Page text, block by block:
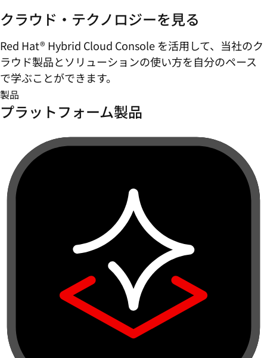
クラウド・テクノロジーを見る
Red Hat® Hybrid Cloud Console を活用して、当社のク
ラウド製品とソリューションの使い方を自分のペース
で学ぶことができます。
製品
プラットフォーム製品